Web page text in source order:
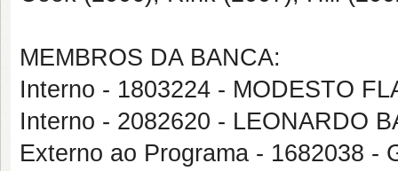
MEMBROS DA BANCA:
Interno - 1803224 - MODESTO
Interno - 2082620 - LEONARDO
Externo ao Programa - 1682038 -